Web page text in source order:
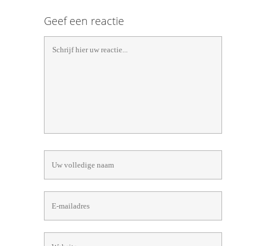
Geef een reactie